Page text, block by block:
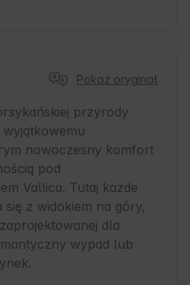
Pokaż oryginał
przyrody
wyjątkowemu
nowoczesny komfort
pod
Vallica. Tutaj każde
z widokiem na góry,
dla
wypad lub